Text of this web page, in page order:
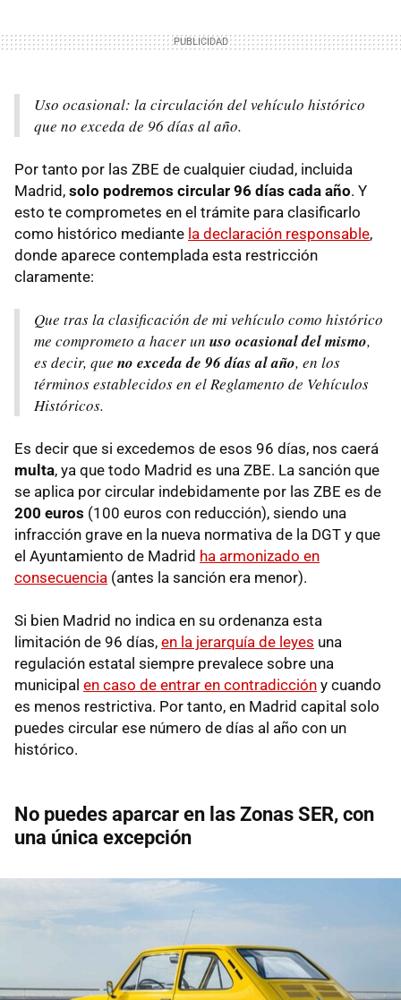
Uso ocasional: la circulación del vehículo histórico
que no exceda de 96 días al año.
Por tanto por las ZBE de cualquier ciudad, incluida
Madrid, solo podremos circular 96 días cada año. Y
esto te comprometes en el trámite para clasificarlo
como histórico mediante la declaración responsable,
donde aparece contemplada esta restricción
claramente:
Que tras la clasificación de mi vehículo como histórico
me comprometo a hacer un uso ocasional del mismo,
es decir, que no exceda de 96 días al año, en los
términos establecidos en el Reglamento de Vehículos
Históricos.
Es decir que si excedemos de esos 96 días, nos caerá
multa, ya que todo Madrid es una ZBE. La sanción que
se aplica por circular indebidamente por las ZBE es de
200 euros (100 euros con reducción), siendo una
infracción grave en la nueva normativa de la DGT y que
el Ayuntamiento de Madrid ha armonizado en
consecuencia (antes la sanción era menor).
Si bien Madrid no indica en su ordenanza esta
limitación de 96 días, en la jerarquía de leyes una
regulación estatal siempre prevalece sobre una
municipal en caso de entrar en contradicción y cuando
es menos restrictiva. Por tanto, en Madrid capital solo
puedes circular ese número de días al año con un
histórico.
No puedes aparcar en las Zonas SER, con
una única excepción